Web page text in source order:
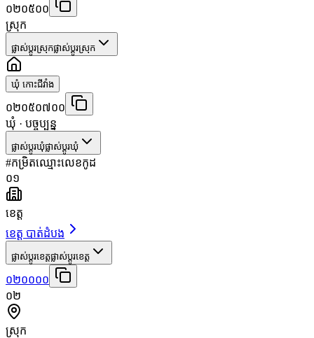
០២០៥០០
ស្រុក
ផ្លាស់ប្តូរស្រុកផ្លាស់ប្តូរស្រុក
ឃុំ កោះជីវាំង
០២០៥០៧០០
ឃុំ · បច្ចុប្បន្ន
ផ្លាស់ប្តូរឃុំផ្លាស់ប្តូរឃុំ
#កម្រិតឈ្មោះលេខកូដ
០១
ខេត្ត
ខេត្ត បាត់ដំបង
ផ្លាស់ប្តូរខេត្តផ្លាស់ប្តូរខេត្ត
០២០០០០
០២
ស្រុក